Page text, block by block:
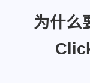
为什么